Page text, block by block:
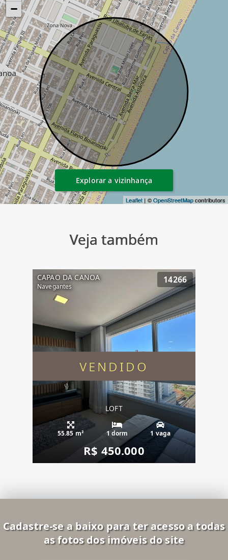
−
Leaflet | ©OpenStreetMapcontributors
Explorar a vizinhança
Veja também
VENDIDO
CAPAO DA CANOA
Navegantes
14266
LOFT
55.85 m² 1 dorm 1 vaga
R$ 450.000
Cadastre-se a baixo para ter acesso a todas
as fotos dos imóveis do site